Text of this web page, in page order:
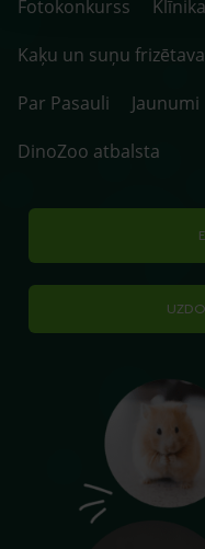
Fotokonkurss
Kaķu un suņu
Par Pasauli
Jaunumi
DinoZoo atbalsta